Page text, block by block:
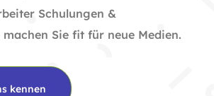
Schulungen &
Sie fit für neue Medien.
kennen